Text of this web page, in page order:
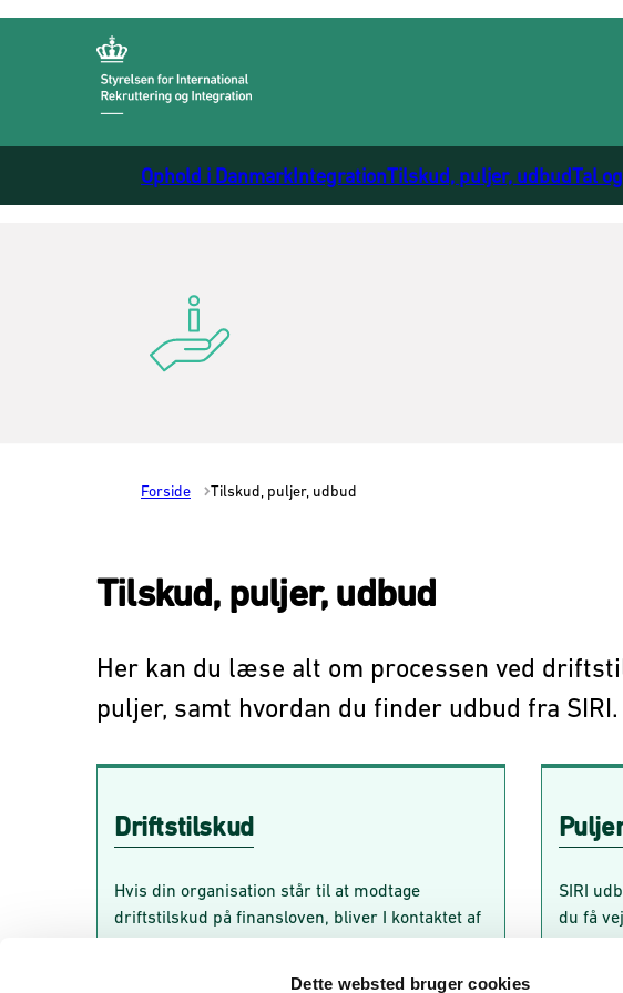
Dette websted bruger cookies
Ophold i DanmarkIntegrationTilskud, puljer, udbudTal
Forside Tilskud, puljer, udbud
Tilskud, puljer, udbud
Her kan du læse alt om processen ved
puljer, samt hvordan du finder udbud fra SIRI.
Driftstilskud
Hvis din organisation står til at modtage
driftstilskud på finansloven, bliver I kontaktet af
SIRI. Man kan ikke ansøge om driftstilskud.
SIRI
du få
aktuelle